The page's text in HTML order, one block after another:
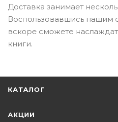
Доставка занимает
Воспользовавшись нашим
вскоре сможете
книги.
КАТАЛОГ
АКЦИИ